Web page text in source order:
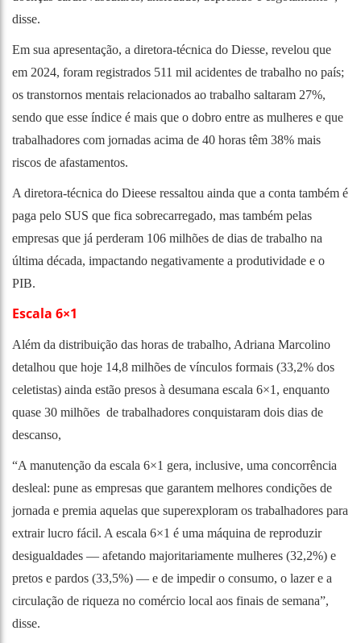
disse.
Em sua apresentação, a diretora-técnica do Diesse, revelou que
em 2024, foram registrados 511 mil acidentes de trabalho no país;
os transtornos mentais relacionados ao trabalho saltaram 27%,
sendo que esse índice é mais que o dobro entre as mulheres e que
trabalhadores com jornadas acima de 40 horas têm 38% mais
riscos de afastamentos.
A diretora-técnica do Dieese ressaltou ainda que a conta também é
paga pelo SUS que fica sobrecarregado, mas também pelas
empresas que já perderam 106 milhões de dias de trabalho na
última década, impactando negativamente a produtividade e o
PIB.
Escala 6×1
Além da distribuição das horas de trabalho, Adriana Marcolino
detalhou que hoje 14,8 milhões de vínculos formais (33,2% dos
celetistas) ainda estão presos à desumana escala 6×1, enquanto
quase 30 milhões de trabalhadores conquistaram dois dias de
descanso,
“A manutenção da escala 6×1 gera, inclusive, uma concorrência
desleal: pune as empresas que garantem melhores condições de
jornada e premia aquelas que superexploram os trabalhadores para
extrair lucro fácil. A escala 6×1 é uma máquina de reproduzir
desigualdades — afetando majoritariamente mulheres (32,2%) e
pretos e pardos (33,5%) — e de impedir o consumo, o lazer e a
circulação de riqueza no comércio local aos finais de semana”,
disse.